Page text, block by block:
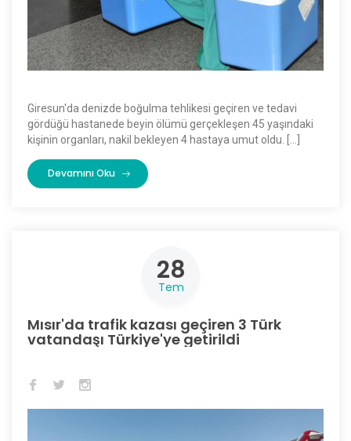
Giresun'da denizde boğulma tehlikesi geçiren ve tedavi
gördüğü hastanede beyin ölümü gerçekleşen 45 yaşındaki
kişinin organları, nakil bekleyen 4 hastaya umut oldu. […]
Devamını Oku
28
Tem
Mısır'da trafik kazası geçiren 3 Türk
vatandaşı Türkiye'ye getirildi